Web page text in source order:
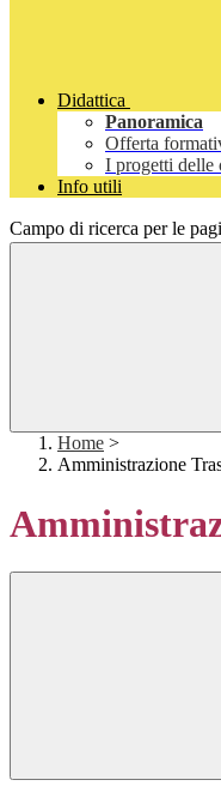
Didattica
Panoramica
Offerta
I progetti delle
Info utili
Campo di ricerca per le
Home >
Amministrazione